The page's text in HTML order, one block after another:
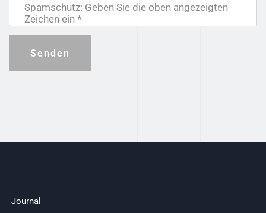
Spamschutz: Geben Sie die oben angezeigten
Zeichen ein *
Senden
Journal